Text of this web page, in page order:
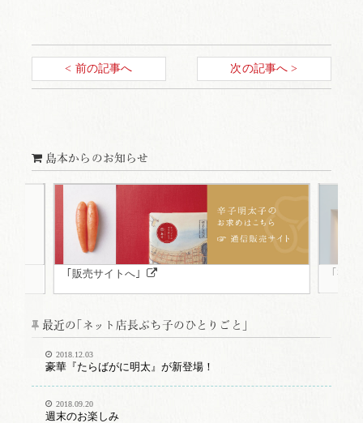
< 前の記事へ 次の記事へ >
島本からのお知らせ
｢販売サイトへ｣ ｢福
最近の｢ネット店長ぷち子のひとりごと｣
2018.12.03
豪華『たらばがに明太』が新登場！
2018.09.20
週末のお楽しみ